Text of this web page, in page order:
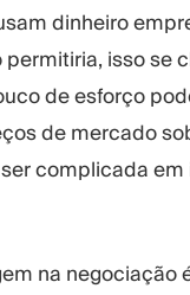
dinheiro
isso se
de esforço
de mercado
complicada
na